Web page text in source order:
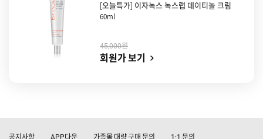
[오늘특가] 이자녹스 녹스랩 데이티놀 크림
60ml
45,000원
회원가 보기
공지사항 APP다운 가족몰 대량 구매 문의 1:1 문의